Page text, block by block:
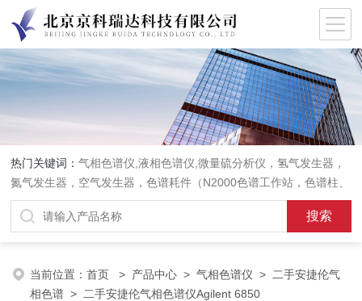
热门关键词：气相色谱仪,液相色谱仪,微量硫分析仪，氢气发生器，
氮气发生器，空气发生器，色谱耗件（N2000色谱工作站，色谱柱、
阀件、进样器、色谱担体），顶空进样器，热解析仪，紫外分光光度
计，原子吸收分光光度计，傅立叶红外光谱仪，分析天平等常规实验
当前位置：首页 > 产品中心 >气相色谱仪 > 二手安捷伦气
相色谱 > 二手安捷伦气相色谱仪Agilent 6850